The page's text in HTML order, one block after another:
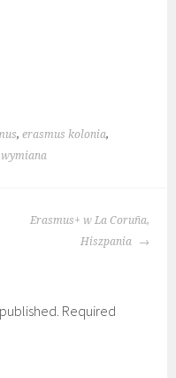
,erasmus kolonia,
Erasmus+ w La Coruña,
Hiszpania
Required